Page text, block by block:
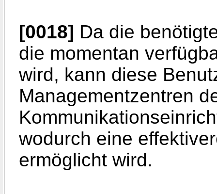
[0018] Da die
die momentan
wird, kann diese
Managementzentren
wodurch eine
ermöglicht wird.